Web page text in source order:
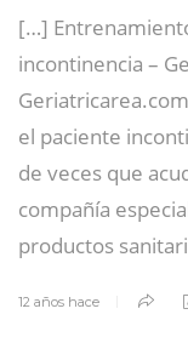
[…]
incontinencia –
el paciente
de veces que
compañía
productos
12 años hace